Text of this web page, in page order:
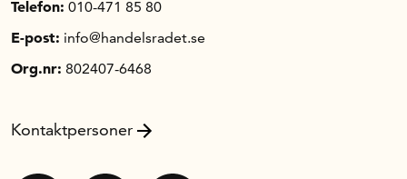
Telefon: 010-471 85 80
E-post: info@handelsradet.se
Org.nr: 802407-6468
Kontaktpersoner